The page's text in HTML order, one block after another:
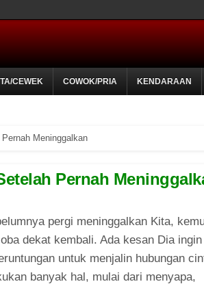
CEWEK COWOK/PRIA KENDARAAN
Meninggalkan
Pernah
pergi meninggalkan Kita,
dekat kembali. Ada kesan Dia ingin
untuk menjalin hubungan
banyak hal, mulai dari menyapa,